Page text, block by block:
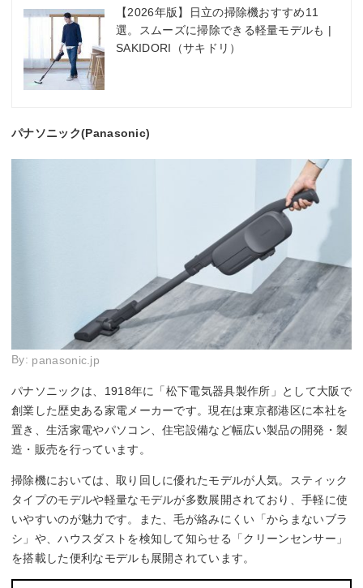
【2026年版】日立の掃除機おすすめ11
選。スムーズに掃除できる軽量モデルも |
SAKIDORI（サキドリ）
パナソニック(Panasonic)
By: panasonic.jp
パナソニックは、1918年に「松下電気器具製作所」として大阪で
創業した歴史ある家電メーカーです。現在は東京都港区に本社を
置き、生活家電やパソコン、住宅設備など幅広い製品の開発・製
造・販売を行っています。
掃除機においては、取り回しに優れたモデルが人気。スティック
タイプのモデルや軽量なモデルが多数展開されており、手軽に使
いやすいのが魅力です。また、毛が絡みにくい「からまないブラ
シ」や、ハウスダストを検知して知らせる「クリーンセンサー」
を搭載した便利なモデルも展開されています。